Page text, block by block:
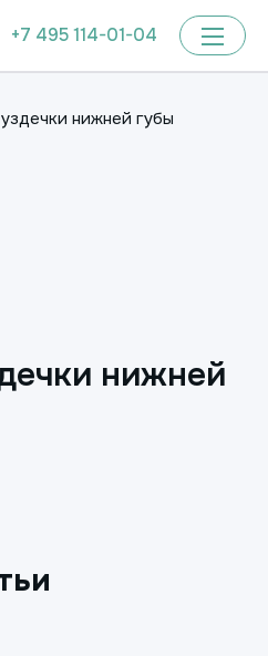
+7 495 114-01-04
нижней губы
нижней